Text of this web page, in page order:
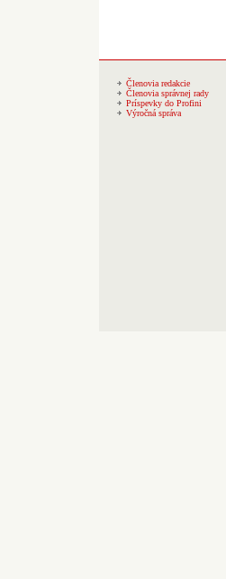
Členovia redakcie
Členovia správnej rady
Príspevky do Profini
Výročná správa